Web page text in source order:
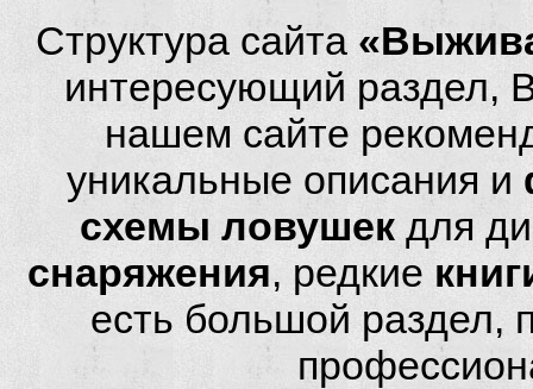
Структура сайта
интересующий раздел,
нашем сайте
уникальные описания и
схемы ловушек для
снаряжения, редкие
есть большой